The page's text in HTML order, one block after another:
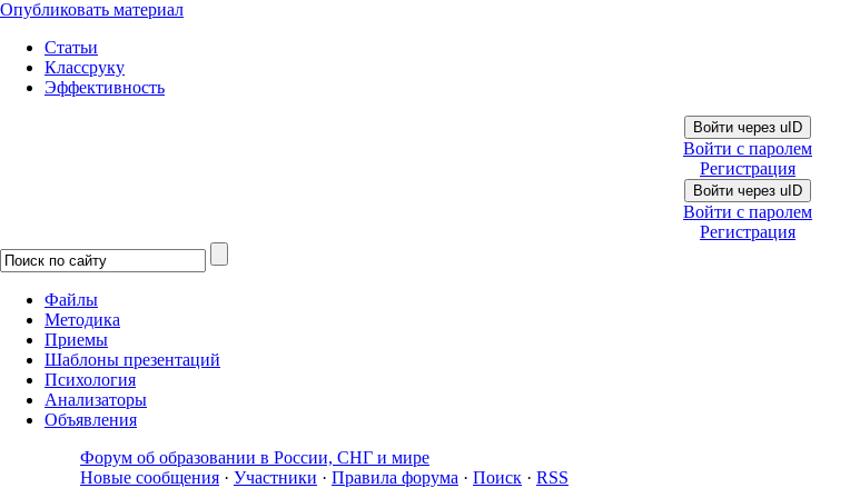
Опубликовать материал
Статьи
Классруку
Эффективность
Войти через uID
Войти с паролем
Регистрация
Войти через uID
Войти с паролем
Регистрация
Файлы
Методика
Приемы
Шаблоны презентаций
Психология
Анализаторы
Объявления
Форум об образовании в России, СНГ и мире
Новые сообщения · Участники · Правила форума · Поиск · RSS